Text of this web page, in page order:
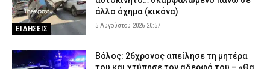
ΕΙΔΗΣΕΙΣ
άλλο όχημα (εικόνα)
5 Αυγούστου 2026 20:57
Βόλος: 26χρονος απείλησε τη μητέρα
του και χτύπησε τον αδερφό του – «Θα